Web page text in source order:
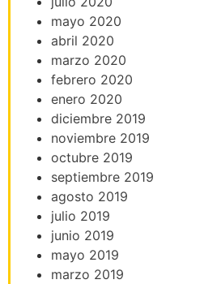
mayo 2020
abril 2020
marzo 2020
febrero 2020
enero 2020
diciembre 2019
noviembre 2019
octubre 2019
septiembre 2019
agosto 2019
julio 2019
junio 2019
mayo 2019
marzo 2019